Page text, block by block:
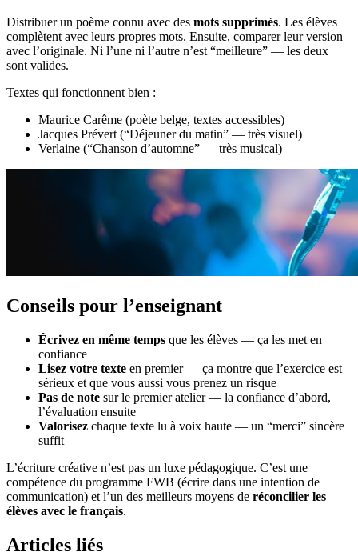
Distribuer un poème connu avec des mots supprimés. Les élèves
complètent avec leurs propres mots. Ensuite, comparer leur version
avec l’originale. Ni l’une ni l’autre n’est “meilleure” — les deux
sont valides.
Textes qui fonctionnent bien :
Maurice Carême (poète belge, textes accessibles)
Jacques Prévert (“Déjeuner du matin” — très visuel)
Verlaine (“Chanson d’automne” — très musical)
Conseils pour l’enseignant
Écrivez en même temps que les élèves — ça les met en
confiance
Lisez votre texte en premier — ça montre que l’exercice est
sérieux et que vous aussi vous prenez un risque
Pas de note sur le premier atelier — la confiance d’abord,
l’évaluation ensuite
Valorisez chaque texte lu à voix haute — un “merci” sincère
suffit
L’écriture créative n’est pas un luxe pédagogique. C’est une
compétence du programme FWB (écrire dans une intention de
communication) et l’un des meilleurs moyens de réconcilier les
élèves avec le français.
Articles liés